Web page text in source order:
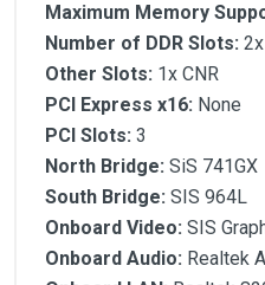
Maximum Memory
Number of DDR Slots:
Other Slots: 1x CNR
PCI Express x16: None
PCI Slots: 3
North Bridge: SiS 741GX
South Bridge: SIS 964L
Onboard Video: SIS
Onboard Audio: Realtek